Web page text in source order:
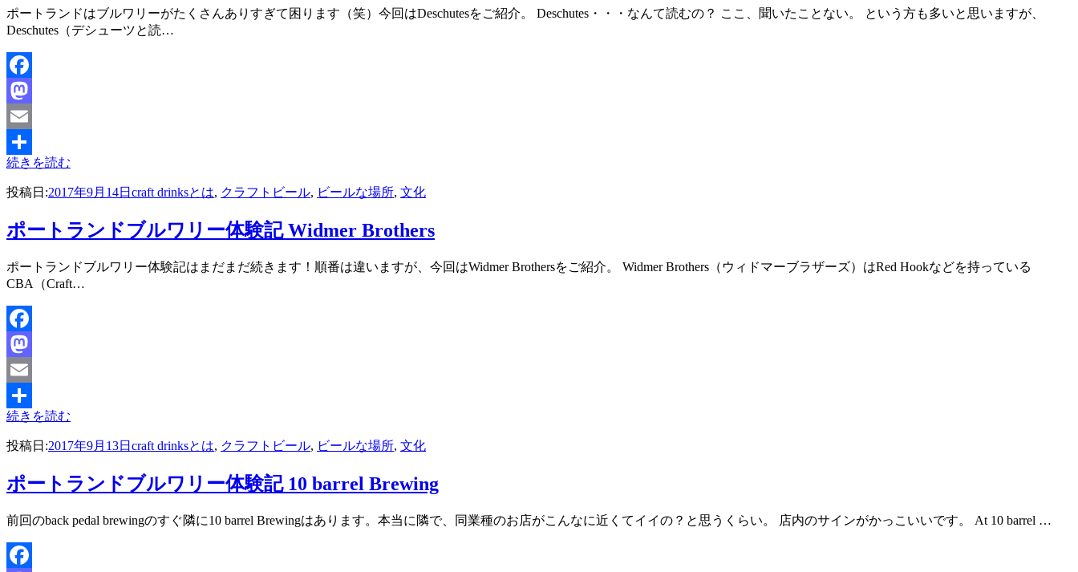
投稿者master
ポートランドはブルワリーがたくさんありすぎて困ります（笑）今回はDeschutesをご紹介。 Deschutes・・・なんて読むの？ ここ、聞いたことない。 という方も多いと思いますが、
Deschutes（デシューツと読…
Facebook
Mastodon
Email
共
有
続きを読む
投稿日:2017年9月14日 craft drinksとは, クラフトビール, ビールな場所, 文化
ポートランドブルワリー体験記 Widmer Brothers
投稿者master
ポートランドブルワリー体験記はまだまだ続きます！順番は違いますが、今回はWidmer Brothersをご紹介。 Widmer Brothers（ウィドマーブラザーズ）はRed Hookなどを持っている
CBA（Craft…
Facebook
Mastodon
Email
共
有
続きを読む
投稿日:2017年9月13日 craft drinksとは, クラフトビール, ビールな場所, 文化
ポートランドブルワリー体験記 10 barrel Brewing
投稿者master
前回のback pedal brewingのすぐ隣に10 barrel Brewingはあります。本当に隣で、同業種のお店がこんなに近くてイイの？と思うくらい。 店内のサインがかっこいいです。 At 10 barrel …